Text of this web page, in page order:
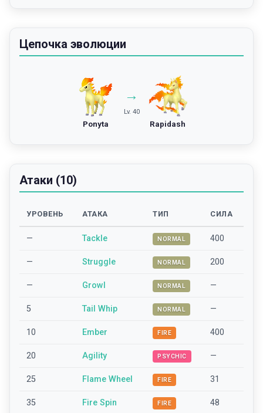
Цепочка эволюции
Ponyta
→
Lv. 40
Rapidash
Атаки (10)
УРОВЕНЬ АТАКА ТИП СИЛА
— Tackle NORMAL 400
— Struggle NORMAL 200
— Growl NORMAL —
5 Tail Whip NORMAL —
10 Ember FIRE 400
20 Agility PSYCHIC —
25 Flame Wheel FIRE 31
35 Fire Spin FIRE 48